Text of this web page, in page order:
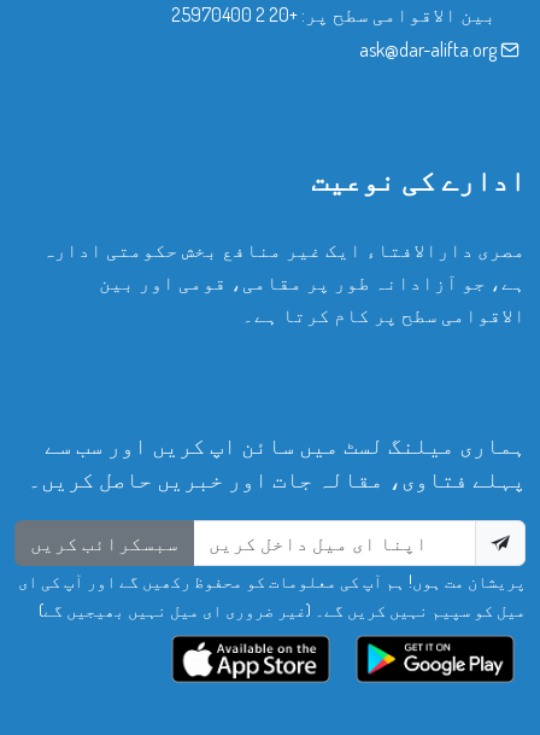
بین الاقوامی سطح پر: +20 2 25970400
ask@dar-alifta.org
ادارے کی نوعیت
مصری دارالافتاء ایک غیر منافع بخش حکومتی ادارہ
ہے، جو آزادانہ طور پر مقامی، قومی اور بین
الاقوامی سطح پر کام کرتا ہے۔
ہماری میلنگ لسٹ میں سائن اپ کریں اور سب سے
پہلے فتاوی، مقالہ جات اور خبریں حاصل کریں۔
سبسکرائب کریں
پریشان مت ہوں! ہم آپ کی معلومات کو محفوظ رکھیں گے اور آپ کی ای
میل کو سپیم نہیں کریں گے۔ (غیر ضروری ای میل نہیں بھیجیں گے)